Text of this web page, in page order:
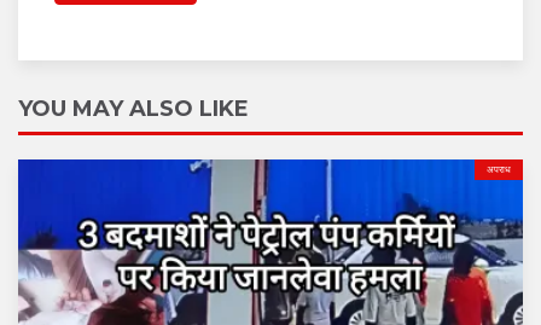
YOU MAY ALSO LIKE
अपराध